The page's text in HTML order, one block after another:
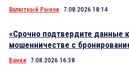
Валютный Рынок 7.08.2026 18:14
«Срочно подтвердите данные
мошенничестве с
Банки 7.08.2026 16:38